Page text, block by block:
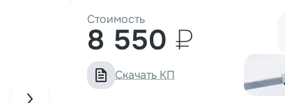
Стоимость
8 550 ₽
Скачать КП